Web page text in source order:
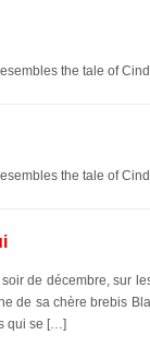
the tale of
the tale of
soir de décembre, sur
de sa chère brebis
qui se […]